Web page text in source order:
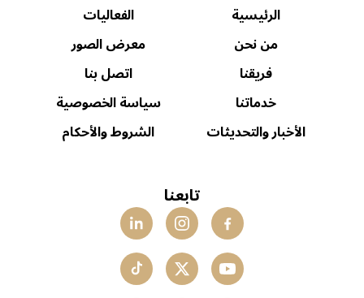
الرئيسية
من نحن
فريقنا
خدماتنا
الأخبار والتحديثات
الفعاليات
معرض الصور
اتصل بنا
سياسة الخصوصية
الشروط والأحكام
تابعنا